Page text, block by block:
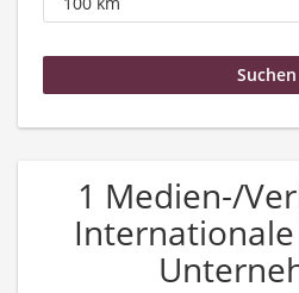
1 Medien-/